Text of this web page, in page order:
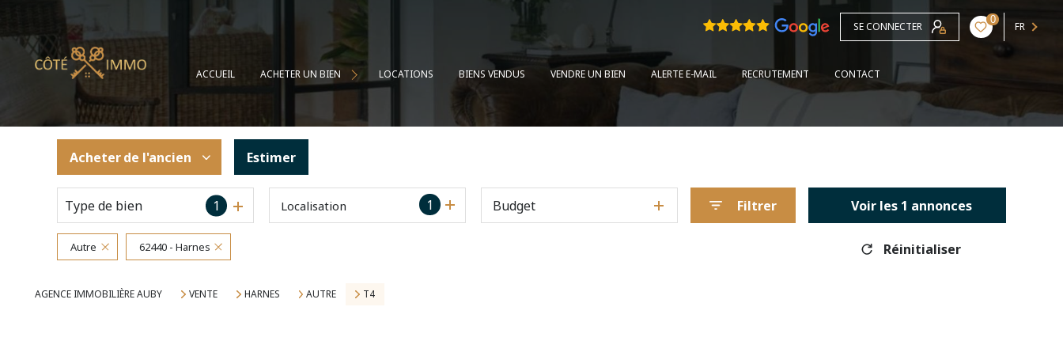
SE CONNECTER
0
FR
ACCUEIL ACHETER UN BIEN
APPARTEMENTS LOCATIONS BIENS VENDUS VENDRE UN BIEN ALERTE E-MAIL RECRUTEMENT CONTACT
Acheterde l'ancien
De l'ancien
Estimer
Type de bien 1 1
Localisation Budget Filtrer Voir les 1 annonces
Autre 62440 - Harnes Réinitialiser
AGENCE IMMOBILIÈRE AUBY VENTE HARNES AUTRE T4